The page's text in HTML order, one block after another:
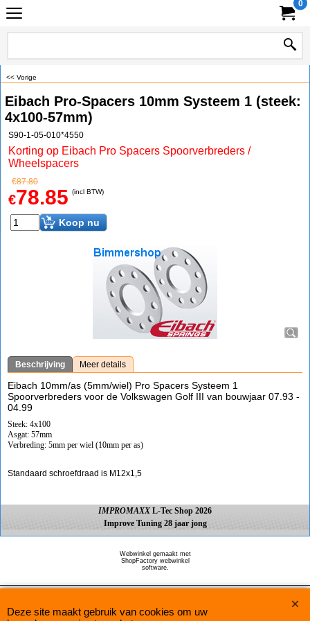
0
<< Vorige
Eibach Pro-Spacers 10mm Systeem 1 (steek:
4x100-57mm)
S90-1-05-010*4550
Korting op Eibach Pro Spacers Spoorverbreders /
Wheelspacers
€87.80
€78.85 (incl BTW)
Koop nu
Beschrijving Meer details
Eibach 10mm/as (5mm/wiel) Pro Spacers Systeem 1
Spoorverbreders voor de Volkswagen Golf III van bouwjaar 07.93 -
04.99
Steek: 4x100
Asgat: 57mm
Verbreding: 5mm per wiel (10mm per as)
Standaard schroefdraad is M12x1,5
IMPROMAXX L-Tec Shop 2026
Improve Tuning 28 jaar jong
Webwinkel gemaakt met
ShopFactory webwinkel
software.
Deze site maakt gebruik van cookies om uw